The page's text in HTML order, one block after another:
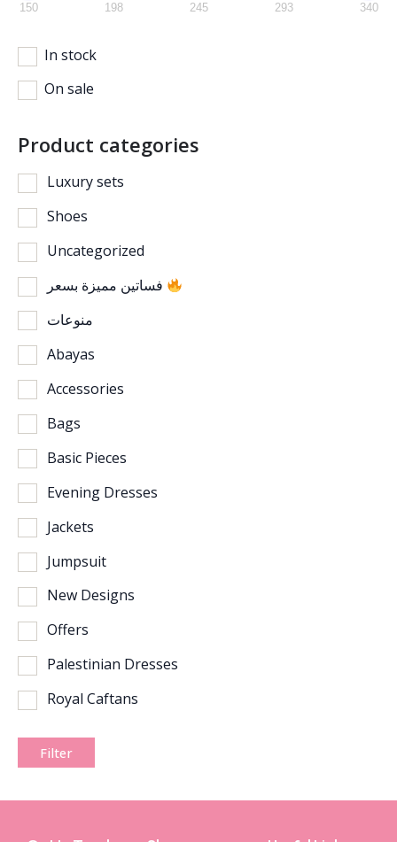
150 198 245 293 340
In stock
On sale
Product categories
Luxury sets
Shoes
Uncategorized
منوعات
Abayas
Accessories
Bags
Basic Pieces
Evening Dresses
Jackets
Jumpsuit
New Designs
Offers
Palestinian Dresses
Royal Caftans
Filter